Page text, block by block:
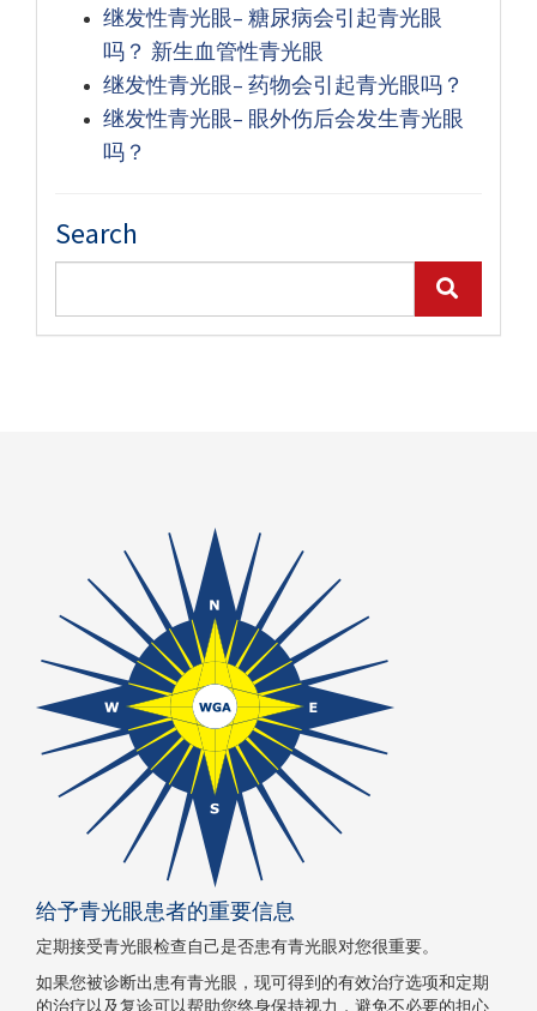
继发性青光眼– 糖尿病会引起青光眼
吗？ 新生血管性青光眼
继发性青光眼– 药物会引起青光眼吗？
继发性青光眼– 眼外伤后会发生青光眼
吗？
Search
给予青光眼患者的重要信息
定期接受青光眼检查自己是否患有青光眼对您很重要。
如果您被诊断出患有青光眼，现可得到的有效治疗选项和定期
的治疗以及复诊可以帮助您终身保持视力，避免不必要的担心